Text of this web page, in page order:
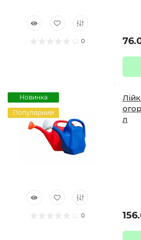
0
Новинка
Популярний
0
л